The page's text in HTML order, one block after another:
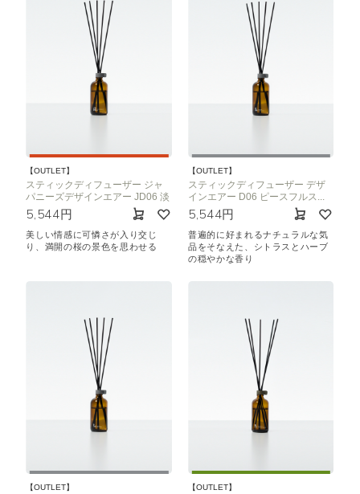
【OUTLET】
スティックディフューザー ジャ
パニーズデザインエアー JD06 淡
5,544円
美しい情感に可憐さが入り交じ
り、満開の桜の景色を思わせる
【OUTLET】
スティックディフューザー デザ
インエアー D06 ピースフルス...
5,544円
普遍的に好まれるナチュラルな気
品をそなえた、シトラスとハーブ
の穏やかな香り
【OUTLET】 【OUTLET】